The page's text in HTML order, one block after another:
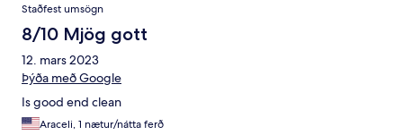
Staðfest umsögn
8/10 Mjög gott
12. mars 2023
Þýða með Google
Is good end clean
Araceli, 1 nætur/nátta ferð